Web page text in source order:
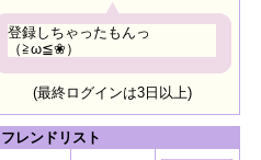
登録しちゃったもんっ
（≧ω≦❀）
(最終ログインは3日以上)
フレンドリスト